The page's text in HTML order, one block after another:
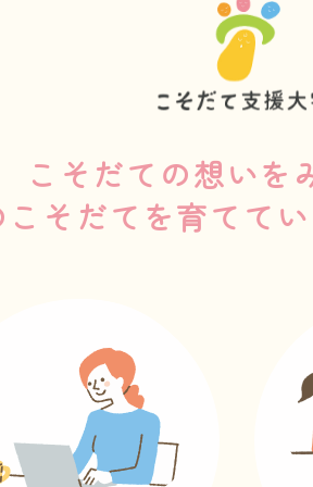
こそだての想いを
そだてを育てて